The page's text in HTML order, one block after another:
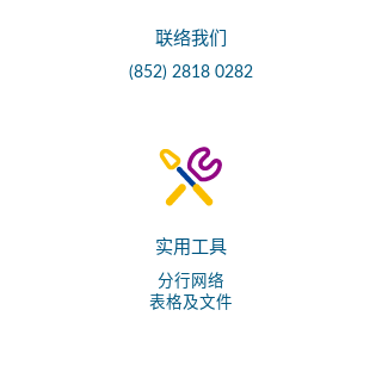
联络我们
(852) 2818 0282
实用工具
分行网络
表格及文件